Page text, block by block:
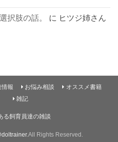
択肢の話。 に ヒツジ姉さん
情報 お悩み相談 オススメ書籍
雑記
る飼育員達の雑談
.All Rights Reserved.